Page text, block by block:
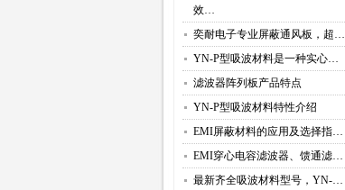
效…
奕耐电子专业屏蔽通风板，超…
YN-P型吸波材料是一种实心…
滤波器阵列板产品特点
YN-P型吸波材料特性介绍
EMI屏蔽材料的应用及选择指…
EMI穿心电容滤波器、馈通滤…
最新齐全吸波材料型号，YN-…